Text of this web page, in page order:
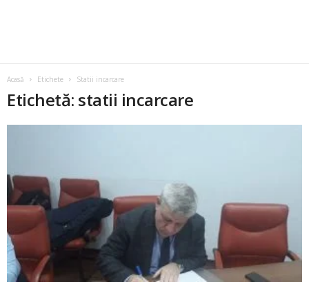
Acasă Etichete Statii incarcare
Etichetă: statii incarcare